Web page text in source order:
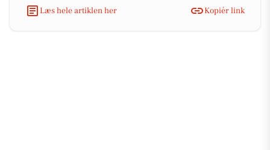
Læs hele artiklen her
Kopiér link